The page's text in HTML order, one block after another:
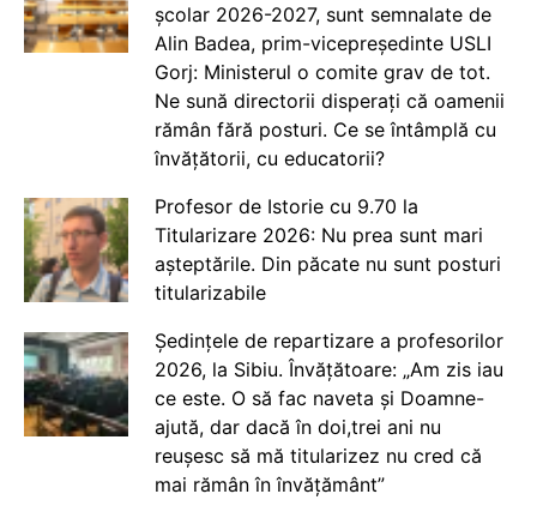
școlar 2026-2027, sunt semnalate de
Alin Badea, prim-vicepreședinte USLI
Gorj: Ministerul o comite grav de tot.
Ne sună directorii disperați că oamenii
rămân fără posturi. Ce se întâmplă cu
învățătorii, cu educatorii?
Profesor de Istorie cu 9.70 la
Titularizare 2026: Nu prea sunt mari
așteptările. Din păcate nu sunt posturi
titularizabile
Ședințele de repartizare a profesorilor
2026, la Sibiu. Învățătoare: „Am zis iau
ce este. O să fac naveta și Doamne-
ajută, dar dacă în doi,trei ani nu
reușesc să mă titularizez nu cred că
mai rămân în învățământ”